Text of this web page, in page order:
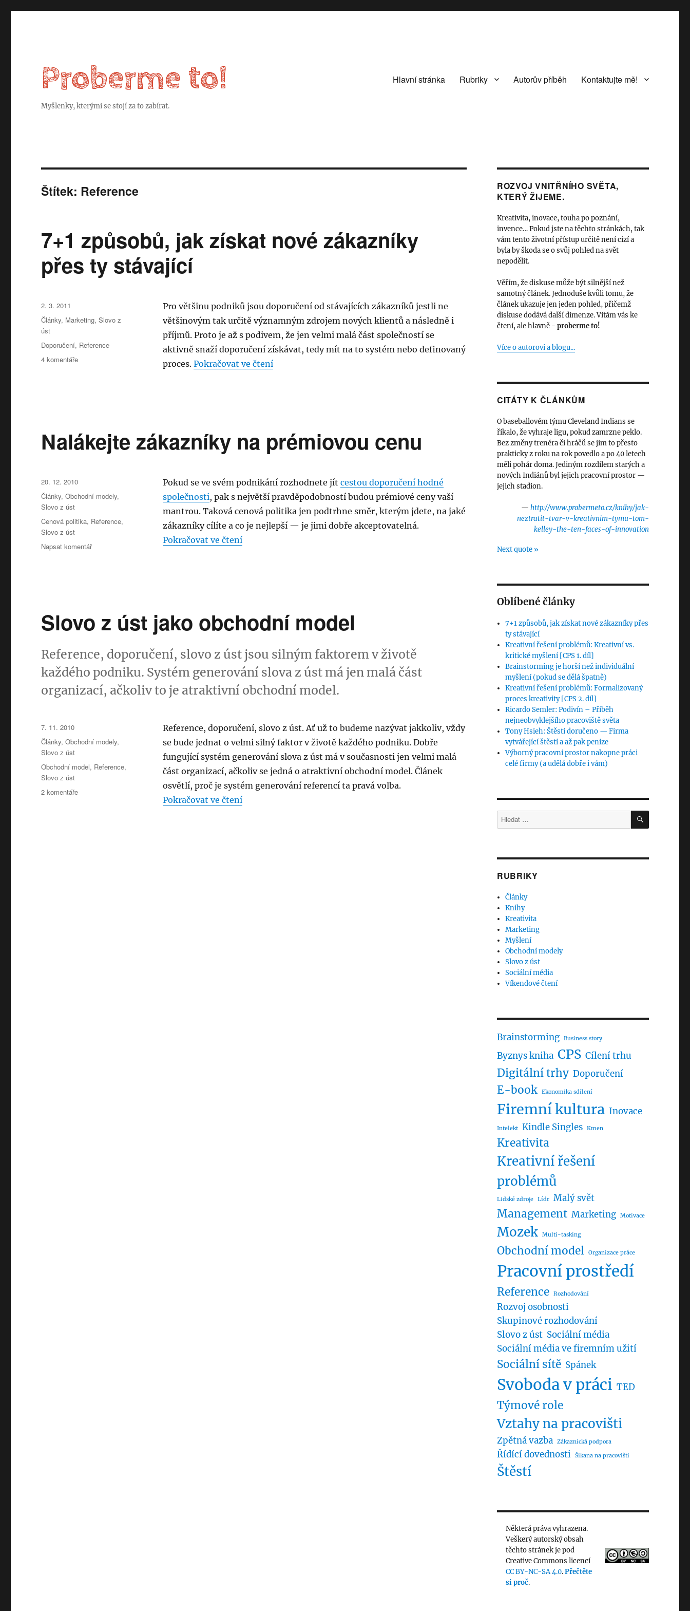
Proberme to!
Myšlenky, kterými se stojí za to zabírat.
Hlavní stránka Rubriky Autorův příběh Kontaktujte mě!
Štítek: Reference
7+1 způsobů, jak získat nové zákazníky
přes ty stávající
Pro většinu podniků jsou doporučení od stávajících zákazníků jestli ne
většinovým tak určitě významným zdrojem nových klientů a následně i
příjmů. Proto je až s podivem, že jen velmi malá část společností se
aktivně snaží doporučení získávat, tedy mít na to systém nebo definovaný
proces. Pokračovat ve čtení„7+1 způsobů, jak získat nové zákazníky přes ty stávající“
Publikováno:
2. 3. 2011
Rubriky:
Články, Marketing,Slovo z
úst
Štítky:
Doporučení, Reference
4 komentářeu
získat
nové
zákazníky
Nalákejte zákazníky na prémiovou cenu
Pokud se ve svém podnikání rozhodnete jít cestou doporučení hodné
společnosti, pak s největší pravděpodobností budou prémiové ceny vaší
mantrou. Taková cenová politika jen podtrhne směr, kterým jdete, na jaké
zákazníky cílíte a co je nejlepší — je jimi dobře akceptovatelná.
Pokračovat ve čtení„Nalákejte zákazníky na prémiovou cenu“
Publikováno:
20. 12. 2010
Rubriky:
Články,Obchodní modely,
Slovo z úst
Štítky:
Cenová politika, Reference,
Slovo z úst
Napsat komentářpro
prémiovou
cenu
Slovo z úst jako obchodní model
Reference, doporučení, slovo z úst jsou silným faktorem v životě
každého podniku. Systém generování slova z úst má jen malá část
organizací, ačkoliv to je atraktivní obchodní model.
Reference, doporučení, slovo z úst. Ať už to budeme nazývat jakkoliv, vždy
se bude jednat o velmi silný faktor v životě každého podniku. Dobře
fungující systém generování slova z úst má v současnosti jen velmi malá
část organizací, ačkoliv se jedná o atraktivní obchodní model. Článek
osvětlí, proč je systém generování referencí ta pravá volba.
Pokračovat ve čtení„Slovo z úst jako obchodní model“
Publikováno:
7. 11. 2010
Rubriky:
Články,Obchodní modely,
Slovo z úst
Štítky:
Obchodní model, Reference,
Slovo z úst
2 komentářeu
ROZVOJ VNITŘNÍHO SVĚTA,
KTERÝ ŽIJEME.
Kreativita, inovace, touha po poznání,
invence… Pokud jste na těchto stránkách, tak
vám tento životní přístup určitě není cizí a
byla by škoda se o svůj pohled na svět
nepodělit.
Věřím, že diskuse může být silnější než
samotný článek. Jednoduše kvůli tomu, že
článek ukazuje jen jeden pohled, přičemž
diskuse dodává další dimenze. Vítám vás ke
čtení, ale hlavně - proberme to!
Více o autorovi a blogu...
CITÁTY K ČLÁNKŮM
O baseballovém týmu Cleveland Indians se
říkalo, že vyhraje ligu, pokud zamrzne peklo.
Bez změny trenéra či hráčů se jim to přesto
prakticky z roku na rok povedlo a po 40 letech
měli pohár doma. Jediným rozdílem starých a
nových Indiánů byl jejich pracovní prostor —
jejich stadion.
— http://www.probermeto.cz/knihy/jak-
neztratit-tvar-v-kreativnim-tymu-tom-
kelley-the-ten-faces-of-innovation
Next quote »
Oblíbené články
7+1 způsobů, jak získat nové zákazníky přes
ty stávající
Kreativní řešení problémů: Kreativní vs.
kritické myšlení [CPS 1. díl]
Brainstorming je horší než individuální
myšlení (pokud se dělá špatně)
Kreativní řešení problémů: Formalizovaný
proces kreativity [CPS 2. díl]
Ricardo Semler: Podivín – Příběh
nejneobvyklejšího pracoviště světa
Tony Hsieh: Štěstí doručeno — Firma
vytvářející štěstí a až pak peníze
Výborný pracovní prostor nakopne práci
celé firmy (a udělá dobře i vám)
Hledat: HLEDÁNÍ
RUBRIKY
Články
Knihy
Kreativita
Marketing
Myšlení
Obchodní modely
Slovo z úst
Sociální média
Víkendové čtení
Brainstorming Business story
Byznys kniha CPS Cílení trhu
Digitální trhy Doporučení
E-book Ekonomika sdílení
Firemní kultura Inovace
Intelekt Kindle Singles Kmen
Kreativita
Kreativní řešení
problémů
Lidské zdroje Lídr Malý svět
Management Marketing Motivace
Mozek Multi-tasking
Obchodní model Organizace práce
Pracovní prostředí
Reference Rozhodování
Rozvoj osobnosti
Skupinové rozhodování
Slovo z úst Sociální média
Sociální média ve firemním užití
Sociální sítě Spánek
Svoboda v práci TED
Týmové role
Vztahy na pracovišti
Zpětná vazba Zákaznická podpora
Řídící dovednosti Šikana na pracovišti
Štěstí
Některá práva vyhrazena.
Veškerý autorský obsah
těchto stránek je pod
Creative Commons licencí
CC BY-NC-SA 4.0.Přečtěte
si proč.